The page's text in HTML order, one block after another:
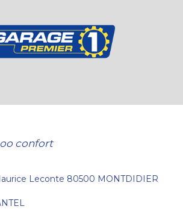
confort
Leconte 80500 MONTDIDIER